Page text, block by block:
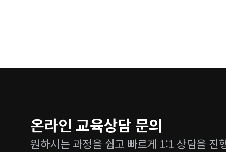
온라인 교육상담 문의
원하시는 과정을 쉽고 빠르게 1:1 상담을 진